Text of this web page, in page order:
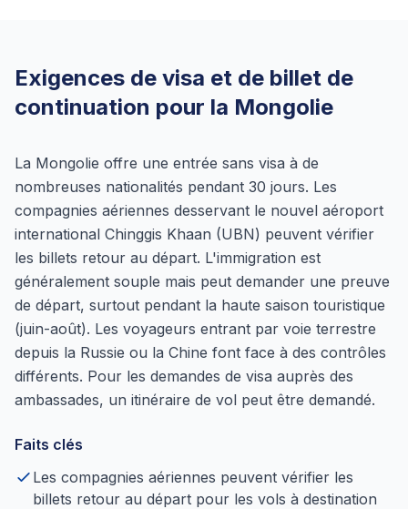
Exigences de visa et de billet de
continuation pour la Mongolie
La Mongolie offre une entrée sans visa à de
nombreuses nationalités pendant 30 jours. Les
compagnies aériennes desservant le nouvel aéroport
international Chinggis Khaan (UBN) peuvent vérifier
les billets retour au départ. L'immigration est
généralement souple mais peut demander une preuve
de départ, surtout pendant la haute saison touristique
(juin-août). Les voyageurs entrant par voie terrestre
depuis la Russie ou la Chine font face à des contrôles
différents. Pour les demandes de visa auprès des
ambassades, un itinéraire de vol peut être demandé.
Faits clés
Les compagnies aériennes peuvent vérifier les
billets retour au départ pour les vols à destination